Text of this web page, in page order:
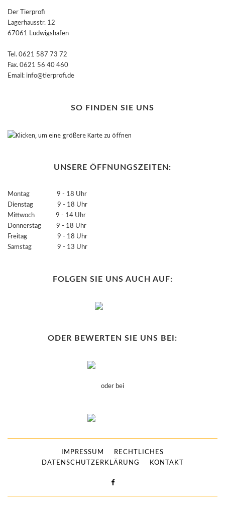
Der Tierprofi
Lagerhausstr. 12
67061 Ludwigshafen
Tel. 0621 587 73 72
Fax. 0621 56 40 460
Email: info@tierprofi.de
SO FINDEN SIE UNS
UNSERE ÖFFNUNGSZEITEN:
Montag 9 - 18 Uhr
Dienstag 9 - 18 Uhr
Mittwoch 9 - 14 Uhr
Donnerstag 9 - 18 Uhr
Freitag 9 - 18 Uhr
Samstag 9 - 13 Uhr
FOLGEN SIE UNS AUCH AUF:
ODER BEWERTEN SIE UNS BEI:
oder bei
IMPRESSUM
RECHTLICHES
DATENSCHUTZERKLÄRUNG
KONTAKT